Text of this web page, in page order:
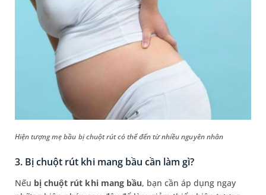
Hiện tượng mẹ bầu bị chuột rút có thể đến từ nhiều nguyên nhân
3. Bị chuột rút khi mang bầu cần làm gì?
Nếu bị chuột rút khi mang bầu, bạn cần áp dụng ngay